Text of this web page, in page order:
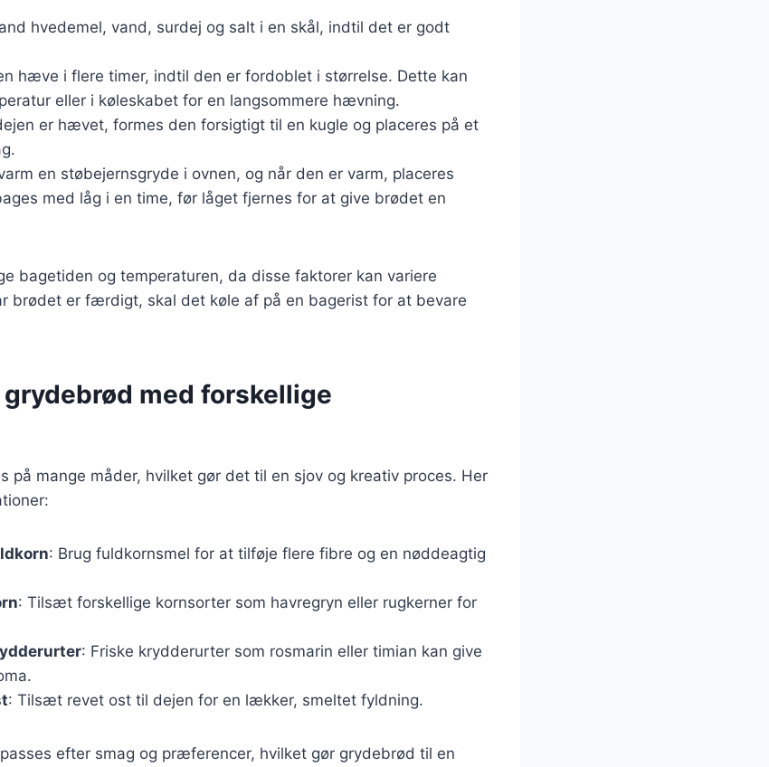
hvedemel, vand, surdej og salt i en skål, indtil det er godt
hæve i flere timer, indtil den er fordoblet i størrelse. Dette kan
eller i køleskabet for en langsommere hævning.
er hævet, formes den forsigtigt til en kugle og placeres på et
en støbejernsgryde i ovnen, og når den er varm, placeres
med låg i en time, før låget fjernes for at give brødet en
bagetiden og temperaturen, da disse faktorer kan variere
brødet er færdigt, skal det køle af på en bagerist for at bevare
med forskellige
på mange måder, hvilket gør det til en sjov og kreativ proces. Her
: Brug fuldkornsmel for at tilføje flere fibre og en nøddeagtig
: Tilsæt forskellige kornsorter som havregryn eller rugkerner for
: Friske krydderurter som rosmarin eller timian kan give
: Tilsæt revet ost til dejen for en lækker, smeltet fyldning.
efter smag og præferencer, hvilket gør grydebrød til en